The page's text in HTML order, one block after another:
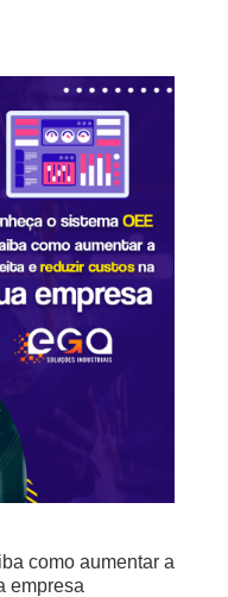
como aumentar a
empresa